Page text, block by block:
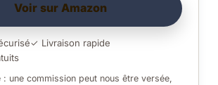
Voir sur Amazon
✓ Livraison rapide
: une commission peut nous être versée,